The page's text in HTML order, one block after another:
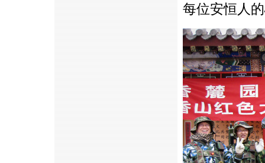
每位安恒人